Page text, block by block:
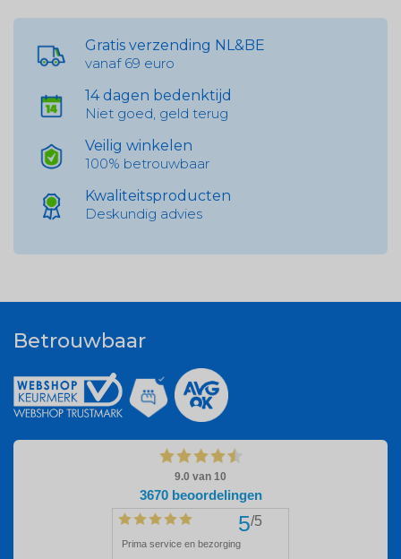
Gratis verzending NL&BE
vanaf 69 euro
14 dagen bedenktijd
Niet goed, geld terug
Veilig winkelen
100% betrouwbaar
Kwaliteitsproducten
Deskundig advies
Betrouwbaar